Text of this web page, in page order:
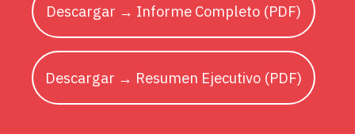
Descargar → Informe Completo (PDF)
Descargar → Resumen Ejecutivo (PDF)